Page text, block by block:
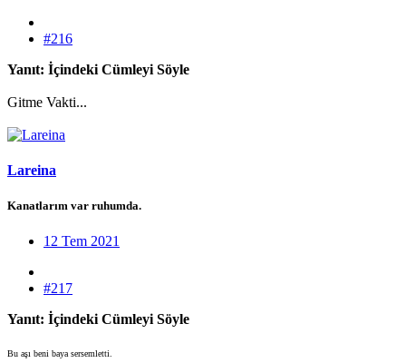
#216
Yanıt: İçindeki Cümleyi Söyle
Gitme Vakti...
Lareina
Kanatlarım var ruhumda.
12 Tem 2021
#217
Yanıt: İçindeki Cümleyi Söyle
Bu aşı beni baya sersemletti.